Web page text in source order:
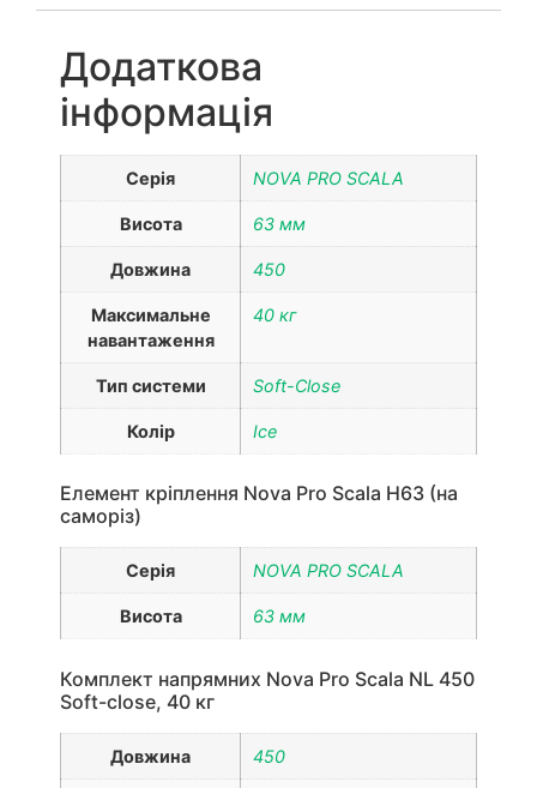
Додаткова
інформація
Серія NOVA PRO SCALA
Висота 63 мм
Довжина 450
Максимальне
навантаження
40 кг
Тип системи Soft-Close
Колір Ice
Елемент кріплення Nova Pro Scala H63 (на
саморіз)
Серія NOVA PRO SCALA
Висота 63 мм
Комплект напрямних Nova Pro Scala NL 450
Soft-close, 40 кг
Довжина 450